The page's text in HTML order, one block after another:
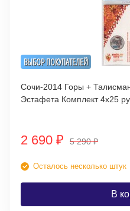
ВЫБОР ПОКУПАТЕЛЕЙ
Сочи-2014 Горы + Талисманы + Лучик и Снежинка +
Эстафета Комплект 4х25
2 690 ₽ 5 290₽
Осталось несколько штук
В